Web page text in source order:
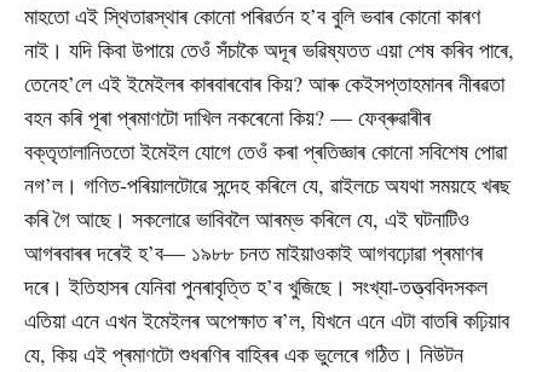
মাহতো এই স্থিতাৱস্থাৰ কোনো পৰিৱৰ্তন হ’ব বুলি ভবাৰ কোনো কাৰণ
নাই। যদি কিবা উপায়ে তেওঁ সঁচাকৈ অদূৰ ভৱিষ্যতত এয়া শেষ কৰিব পাৰে,
তেনেহ’লে এই ইমেইলৰ কাৰবাৰবোৰ কিয়? আৰু কেইসপ্তাহমানৰ নীৰৱতা
বহন কৰি পূৰা প্ৰমাণটো দাখিল নকৰেনো কিয়? — ফেব্ৰুৱাৰীৰ
বক্তৃতালানিততো ইমেইল যোগে তেওঁ কৰা প্ৰতিজ্ঞাৰ কোনো সবিশেষ পোৱা
নগ’ল। গণিত-পৰিয়ালটোৱে সন্দেহ কৰিলে যে, ৱাইলচে অযথা সময়হে খৰছ
কৰি গৈ আছে। সকলোৱে ভাবিবলৈ আৰম্ভ কৰিলে যে, এই ঘটনাটিও
আগৰবাৰৰ দৰেই হ’ব— ১৯৮৮ চনত মাইয়াওকাই আগবঢ়োৱা প্ৰমাণৰ
দৰে। ইতিহাসৰ যেনিবা পুনৰাবৃত্তি হ’ব খুজিছে। সংখ্যা-তত্ত্ববিদসকল
এতিয়া এনে এখন ইমেইলৰ অপেক্ষাত ৰ’ল, যিখনে এনে এটা বাতৰি কঢ়িয়াব
যে, কিয় এই প্ৰমাণটো শুধৰণিৰ বাহিৰৰ এক ভুলেৰে গঠিত। নিউটন